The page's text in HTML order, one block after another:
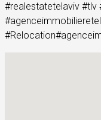
#realestatetelaviv #tlv